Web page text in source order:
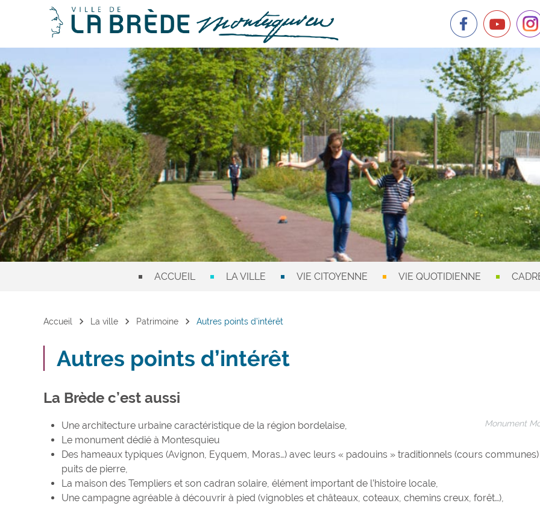
ACCUEIL LA VILLE VIE CITOYENNE VIE QUOTIDIENNE
Accueil chevron_right La ville chevron_right Patrimoine chevron_right Autres points d’intérêt
Autres points d’intérêt
La Brède c’est aussi
Monument
Une architecture urbaine caractéristique de la région bordelaise,
Le monument dédié à Montesquieu
Des hameaux typiques (Avignon, Eyquem, Moras…) avec leurs « padouins » traditionnels (cours
puits de pierre,
La maison des Templiers et son cadran solaire, élément important de l’histoire locale,
Une campagne agréable à découvrir à pied (vignobles et châteaux, coteaux, chemins creux, forêt…),